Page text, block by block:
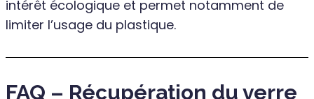
intérêt écologique et permet notamment de
limiter l’usage du plastique.
FAQ – Récupération du verre